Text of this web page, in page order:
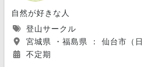
自然が好きな人
登山サークル
宮城県 ・福島県 ： 仙台市（日
不定期